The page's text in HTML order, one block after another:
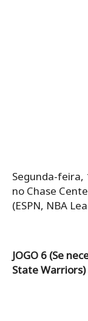
Segunda-feira,
no Chase
(ESPN, NBA
JOGO 6 (Se
State Warriors)